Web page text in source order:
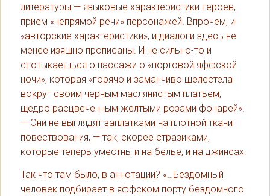
литературы — языковые характеристики героев,
прием «непрямой речи» персонажей. Впрочем, и
«авторские характеристики», и диалоги здесь не
менее изящно прописаны. И не сильно-то и
спотыкаешься о пассажи о «портовой яффской
ночи», которая «горячо и заманчиво шелестела
вокруг своим черным маслянистым платьем,
щедро расцвеченным желтыми розами фонарей».
— Они не выглядят заплатками на плотной ткани
повествования, — так, скорее стразиками,
которые теперь уместны и на белье, и на джинсах.
Так что там было, в аннотации? «…Бездомный
человек подбирает в яффском порту бездомного